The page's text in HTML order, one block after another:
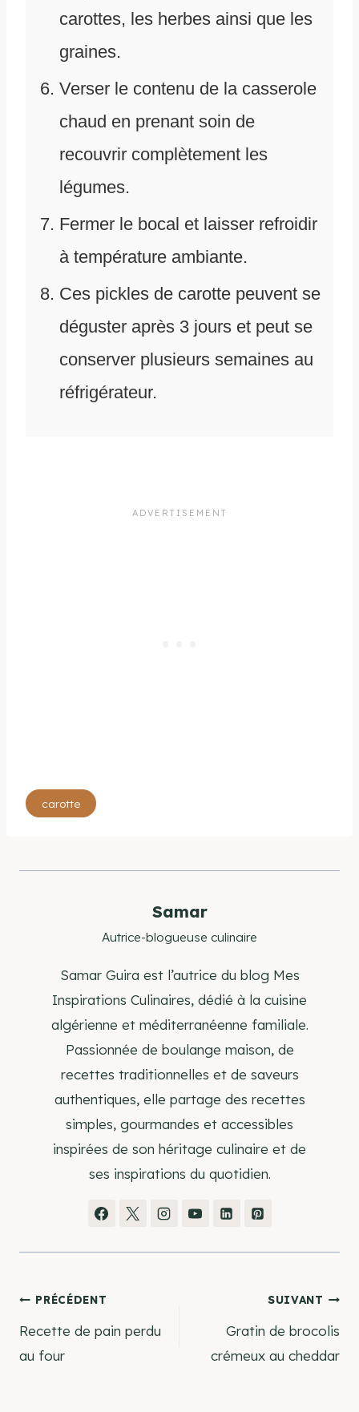
carottes, les herbes ainsi que les
graines.
Verser le contenu de la casserole
chaud en prenant soin de
recouvrir complètement les
légumes.
Fermer le bocal et laisser refroidir
à température ambiante.
Ces pickles de carotte peuvent se
déguster après 3 jours et peut se
conserver plusieurs semaines au
réfrigérateur.
Étiquettes
de
publication :
carotte
Samar
Autrice-blogueuse culinaire
Samar Guira est l’autrice du blog Mes
Inspirations Culinaires, dédié à la cuisine
algérienne et méditerranéenne familiale.
Passionnée de boulange maison, de
recettes traditionnelles et de saveurs
authentiques, elle partage des recettes
simples, gourmandes et accessibles
inspirées de son héritage culinaire et de
ses inspirations du quotidien.
Navigation
de
PRÉCÉDENT
Recette de pain perdu
au four
SUIVANT
Gratin de brocolis
crémeux au cheddar